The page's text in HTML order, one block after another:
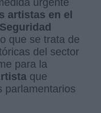
urgente
artistas en el
que se trata de
del sector
para la
que
parlamentarios